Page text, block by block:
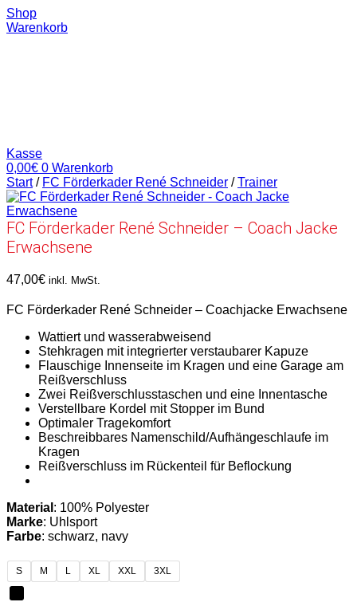
Shop
Warenkorb
Kasse
0,00€ 0 Warenkorb
Start / FC Förderkader René Schneider / Trainer
FC Förderkader René Schneider – Coach Jacke
Erwachsene
47,00€ inkl. MwSt.
FC Förderkader René Schneider – Coachjacke Erwachsene
Wattiert und wasserabweisend
Stehkragen mit integrierter verstaubarer Kapuze
Flauschige Innenseite im Kragen und eine Garage am
Reißverschluss
Zwei Reißverschlusstaschen und eine Innentasche
Verstellbare Kordel mit Stopper im Bund
Optimaler Tragekomfort
Beschreibbares Namenschild/Aufhängeschlaufe im
Kragen
Reißverschluss im Rückenteil für Beflockung
Material : 100% Polyester
Marke: Uhlsport
Farbe: schwarz, navy
S M L XL XXL 3XL